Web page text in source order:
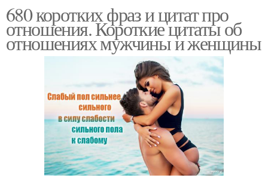
680 коротких фраз и цитат про
отношения. Короткие цитаты об
отношениях мужчины и женщины